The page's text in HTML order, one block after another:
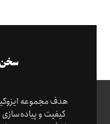
سخن
هدف مجموعه
کیفیت و پیاده‌سازی